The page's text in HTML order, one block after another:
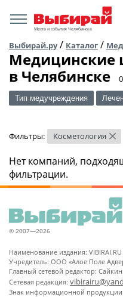
Места и события Челябинска
Выбирай.ру/ Каталог /
Медицинские
в Челябинске
Тип медучреждения
Фильтры: Косметология ×
Нет компаний,
фильтрации.
© 2007—2026
Наименование издания: VIBIRAI.RU
Учредитель: ООО «Алое Поле
Главный сетевой редактор:
Сетевая редакция:
Знак информационной